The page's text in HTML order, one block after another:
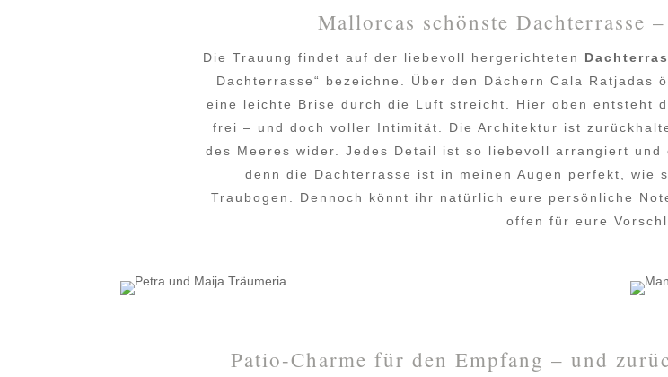
Mallorcas schönste Dachterrasse
Die Trauung findet auf der liebevoll hergerichteten
Dachterrasse“ bezeichne. Über den Dächern Cala Ratjadas
eine leichte Brise durch die Luft streicht. Hier oben entsteht
frei – und doch voller Intimität. Die Architektur ist
des Meeres wider. Jedes Detail ist so liebevoll arrangiert und
denn die Dachterrasse ist in meinen Augen perfekt, wie
Traubogen. Dennoch könnt ihr natürlich eure persönliche
offen für eure
Patio-Charme für den Empfang – und